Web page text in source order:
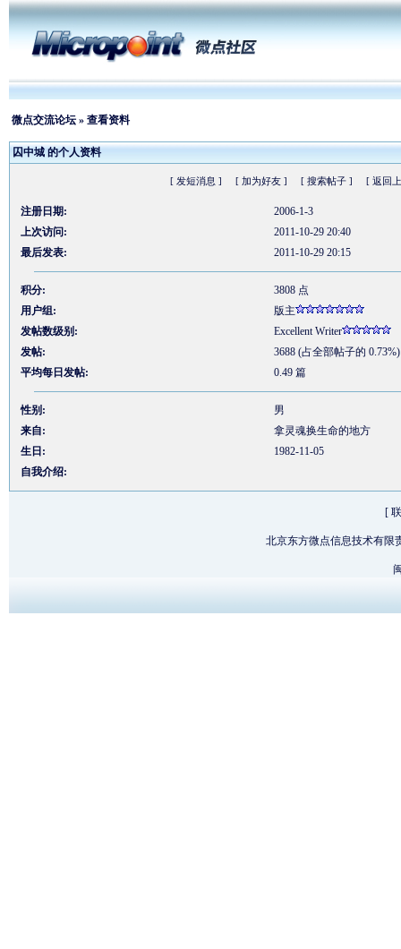
微点交流论坛 » 查看资料
囚中城 的个人资料
[ 发短消息 ] [ 加为好友 ] [ 搜索帖子 ] [ 返回
注册日期:
2006-1-3
上次访问:
2011-10-29 20:40
最后发表:
2011-10-29 20:15
积分:
3808 点
用户组:
版主
发帖数级别:
Excellent Writer
发帖:
3688 (占全部帖子的 0.73%)
平均每日发帖:
0.49 篇
性别:
男
来自:
拿灵魂换生命的地方
生日:
1982-11-05
自我介绍:
[
北京东方微点信息技术有限